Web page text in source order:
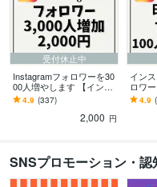
受付休止中
Instagramフォロワーを30
00人増やします 【インス
タ増加】他社より高けれ
ばご連絡ください！
4.9 (337)
2,000 円
イン
ロワ
他社よ
くだ
4.9
SNSプロモーション・